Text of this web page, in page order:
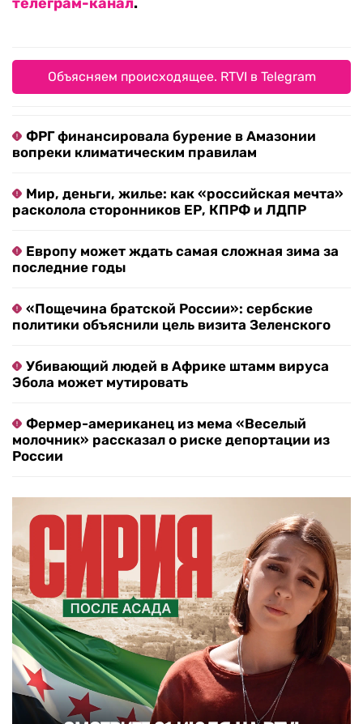
Объясняем происходящее. RTVI в Telegram
ФРГ финансировала бурение в Амазонии
вопреки климатическим правилам
Мир, деньги, жилье: как «российская мечта»
расколола сторонников ЕР, КПРФ и ЛДПР
Европу может ждать самая сложная зима за
последние годы
«Пощечина братской России»: сербские
политики объяснили цель визита Зеленского
Убивающий людей в Африке штамм вируса
Эбола может мутировать
Фермер-американец из мема «Веселый
молочник» рассказал о риске депортации из
России